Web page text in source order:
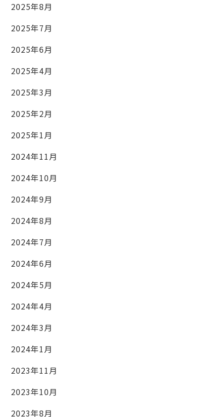
2025年8月
2025年7月
2025年6月
2025年4月
2025年3月
2025年2月
2025年1月
2024年11月
2024年10月
2024年9月
2024年8月
2024年7月
2024年6月
2024年5月
2024年4月
2024年3月
2024年1月
2023年11月
2023年10月
2023年8月